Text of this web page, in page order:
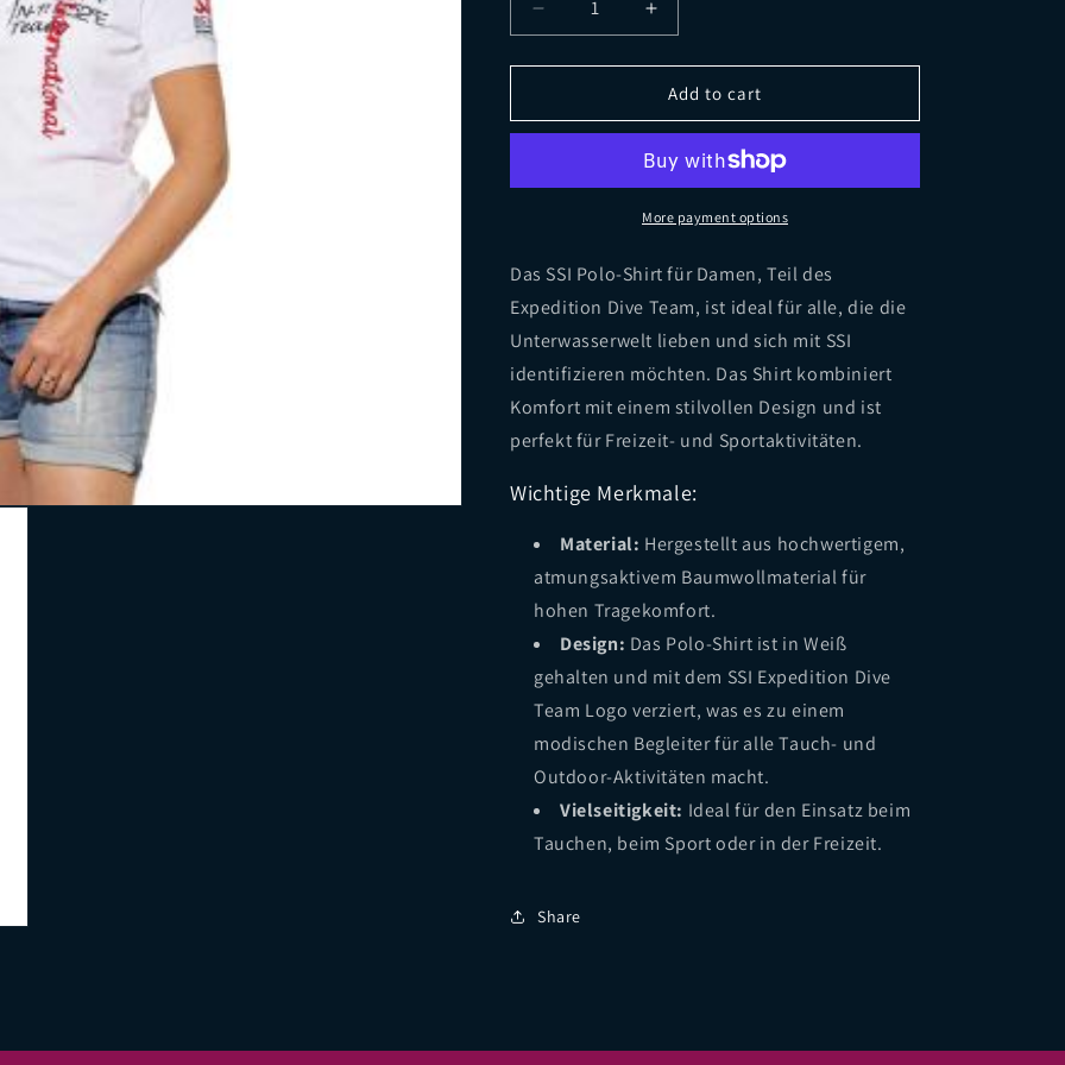
Decrease
quantity
for
Polo-
Expedition
Weiss
Increase
quantity
for
SSI
Polo-
Damen
Expedition
Dive
Weiss
Add to cart
More payment options
Das SSI Polo-Shirt für Damen, Teil des
Expedition Dive Team, ist ideal für alle, die die
Unterwasserwelt lieben und sich mit SSI
identifizieren möchten. Das Shirt kombiniert
Komfort mit einem stilvollen Design und ist
perfekt für Freizeit- und Sportaktivitäten.
Wichtige Merkmale:
Material: Hergestellt aus hochwertigem,
atmungsaktivem Baumwollmaterial für
hohen Tragekomfort.
Design: Das Polo-Shirt ist in Weiß
gehalten und mit dem SSI Expedition Dive
Team Logo verziert, was es zu einem
modischen Begleiter für alle Tauch- und
Outdoor-Aktivitäten macht.
Vielseitigkeit: Ideal für den Einsatz beim
Tauchen, beim Sport oder in der Freizeit.
Share